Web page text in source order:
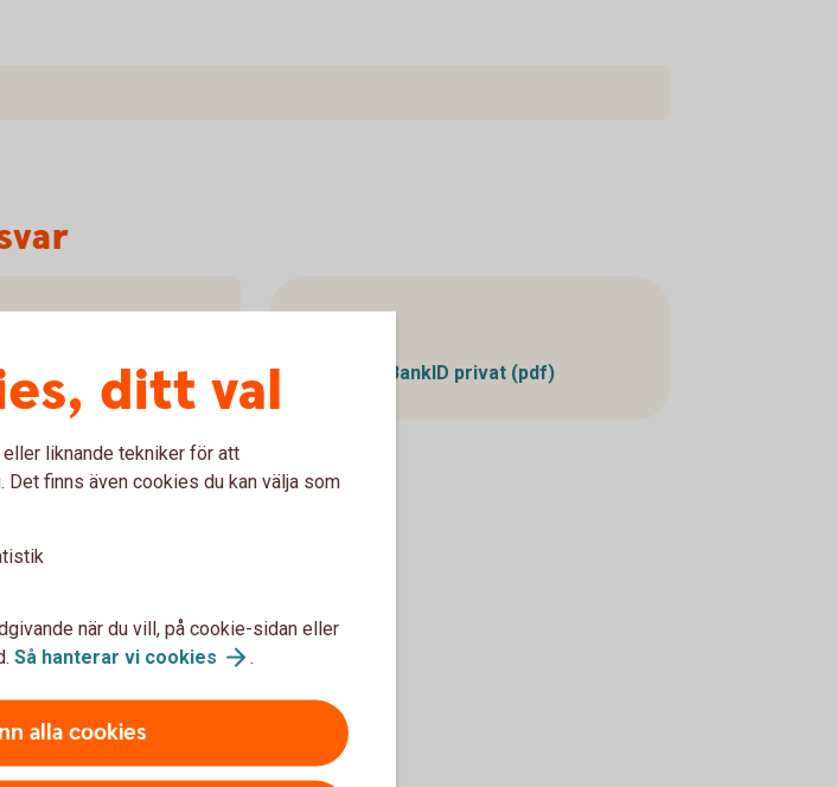
Villkor
Villkor BankID privat (pdf)
ditt val
liknande tekniker för att
finns även cookies du kan välja som
när du vill, på cookie-sidan eller
Så hanterar vi cookies .
alla cookies